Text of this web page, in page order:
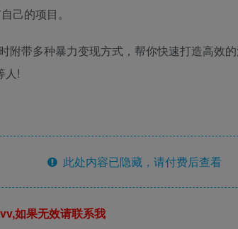
己的项目。
附带多种暴力变现方式，帮你快速打造高效
人!
此处内容已隐藏，请付费后查看
如果无效请联系我